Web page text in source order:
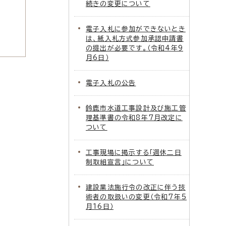
続きの変更について
電子入札に参加ができないとき
は、紙入札方式参加承認申請書
の提出が必要です。（令和4年9
月6日）
電子入札の公告
鈴鹿市水道工事設計及び施工管
理基準書の令和8年7月改定に
ついて
工事現場に掲示する「週休二日
制取組宣言」について
建設業法施行令の改正に伴う技
術者の取扱いの変更（令和7年5
月16日）